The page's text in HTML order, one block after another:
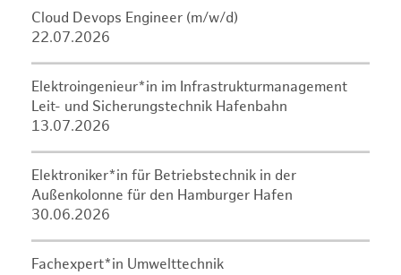
Cloud Devops Engineer (m/w/d)
22.07.2026
Elektroingenieur*in im Infrastrukturmanagement
Leit- und Sicherungstechnik Hafenbahn
13.07.2026
Elektroniker*in für Betriebstechnik in der
Außenkolonne für den Hamburger Hafen
30.06.2026
Fachexpert*in Umwelttechnik